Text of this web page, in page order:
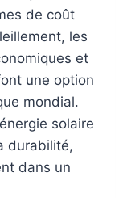
de coût
les
et
une option
mondial.
solaire
durabilité,
dans un